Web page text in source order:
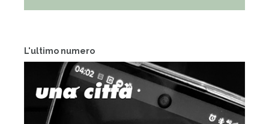
L'ultimo numero